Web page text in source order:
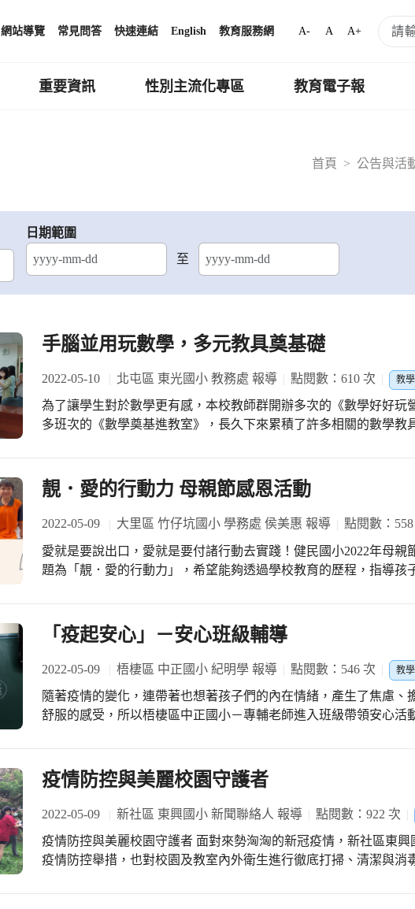
網站導覽 常見問答 快速連結 English 教育服務網 A- A A+
重要資訊 性別主流化專區 教育電子報
首頁
公告與活
日期範圍
至
結束日期
手腦並用玩數學，多元教具奠基礎
2022-05-10 北屯區 東光國小 教務處 報導 點閱數：610 次 教
為了讓學生對於數學更有感，本校教師群開辦多次的《數學好好玩
多班次的《數學奠基進教室》，長久下來累積了許多相關的數學教
模組的分享，首先登場的是《數字加減卡》。這套牌卡簡單好玩，
瞬間點爆所有參與研習的老師的熱情。接著上場的是《分數心臟病
領大家讓孩子從一張色紙開始認識分數，搭配分數圓盤及分數牆，
臟病》作為結束，橫跨幾個年級的分數單元，讓看似困難的分數概
許多。玩完分數玩小數，小數拆合印象深，動手拼貼動口說，小數
接著進入幾何世界，圍成三角行不行，就看扣條怎麼組，組玩三角
又帶著風趣的帶領下，時間過得超級快，研習就要結束了，欲罷不
在校史室一起玩數學，一起為點燃孩子的數學熱情而努力，期許我
們不一樣的學習以及更豐富多元的收穫。
靚．愛的行動力 母親節感恩活動
2022-05-09 大里區 竹仔坑國小 學務處 侯美惠 報導 點閱數：
愛就是要說出口，愛就是要付諸行動去實踐！健民國小2022年母親
題為「靚．愛的行動力」，希望能夠透過學校教育的歷程，指導孩
說挺著大肚子的諸多不便，小小年紀其實體會不多，需要為師者給
受到一點點媽媽的辛苦，我們常常告訴孩子回家要幫忙做做家事分
有些事是可以天天去實踐的，只是需要我們持續的提醒，這些看似
個小小的舉動都能讓媽咪莫名的感動！ 母親節這個週末，有10個寶
愛的告白最佳人氣票選活動，愛就是要說出口，藉由孩子們純真的
祝福辛苦的媽媽們，母親節快樂！(健民國小)
「疫起安心」－安心班級輔導
2022-05-09 梧棲區 中正國小 紀明學 報導 點閱數：546 次 教
隨著疫情的變化，連帶著也想著孩子們的內在情緒，產生了焦慮、
舒服的感受，所以梧棲區中正國小－專輔老師進入班級帶領安心活
上曾照顧、保護自己的人們，提升孩子正向的支持力與感恩心。
疫情防控與美麗校園守護者
2022-05-09 新社區 東興國小 新聞聯絡人 報導 點閱數：922 次
疫情防控與美麗校園守護者 面對來勢洶洶的新冠疫情，新社區東興
疫情防控舉措，也對校園及教室內外衛生進行徹底打掃、清潔與消